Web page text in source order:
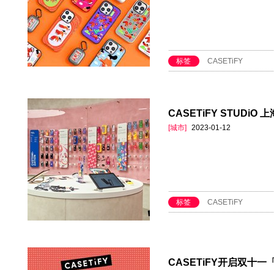
标签 CASETiFY
CASETiFY STUDiO 上
[城市] 2023-01-12
标签 CASETiFY
CASETiFY开启双十一